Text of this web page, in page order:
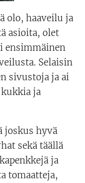
olo, haaveilu ja
asioita, olet
ensimmäinen
Selaisin
sivustoja ja ai
ja
joskus hyvä
sekä täällä
ja
tomaatteja,